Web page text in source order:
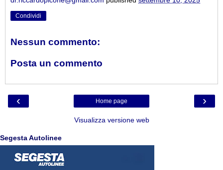
Condividi
Nessun commento:
Posta un commento
‹ ›
Home page
Visualizza versione web
Segesta Autolinee